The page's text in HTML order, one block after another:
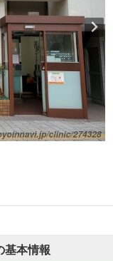
基本情報